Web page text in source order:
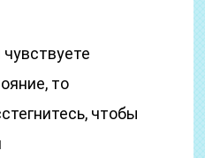
то
чтобы